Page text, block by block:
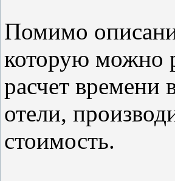
Помимо
которую можно
расчет времени
отели,
стоимость.